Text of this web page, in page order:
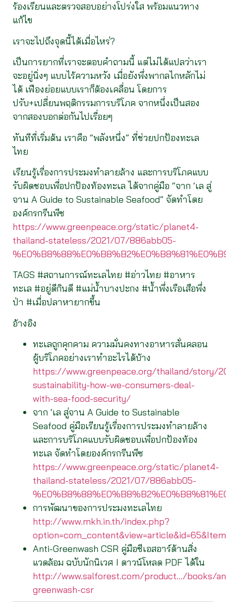
ร้องเรียนและตรวจสอบอย่างโปร่งใส พร้อมแนวทาง
แก้ไข
เราจะไปถึงจุดนี้ได้เมื่อไหร่?
เป็นการยากที่เราจะตอบคำถามนี้ แต่ไม่ได้แปลว่าเรา
จะอยู่นิ่งๆ แบบไร้ความหวัง เมื่อยังพึ่งพากลไกหลักไม่
ได้ เฟืองย่อยแบบเราก็ต้องเคลื่อน โดยการ
ปรับ+เปลี่ยนพฤติกรรมการบริโภค จากหนึ่งเป็นสอง
จากสองบอกต่อกันไปเรื่อยๆ
ทันทีที่เริ่มต้น เราคือ “พลังหนึ่ง” ที่ช่วยปกป้องทะเล
ไทย
เรียนรู้เรื่องการประมงทำลายล้าง และการบริโภคแบบ
รับผิดชอบเพื่อปกป้องท้องทะเล ได้จากคู่มือ “จาก ‘เล สู่
จาน A Guide to Sustainable Seafood” จัดทำโดย
องค์กรกรีนพีซ
https://www.greenpeace.org/static/planet4-
thailand-stateless/2021/07/886abb05-
TAGS #สถานการณ์ทะเลไทย #อ่าวไทย #อาหาร
ทะเล #อยู่ดีกินดี #แม่น้ำบางปะกง #น้ำพึ่งเรือเสือพึ่ง
ป่า #เมื่อปลาหายากขึ้น
อ้างอิง
ทะเลถูกคุกคาม ความมั่นคงทางอาหารสั่นคลอน
ผู้บริโภคอย่างเราทำอะไรได้บ้าง
https://www.greenpeace.org/thailand/story/
sustainability-how-we-consumers-deal-
with-sea-food-security/
จาก ‘เล สู่จาน A Guide to Sustainable
Seafood คู่มือเรียนรู้เรื่องการประมงทำลายล้าง
และการบริโภคแบบรับผิดชอบเพื่อปกป้องท้อง
ทะเล จัดทำโดยองค์กรกรีนพีซ
https://www.greenpeace.org/static/planet4-
thailand-stateless/2021/07/886abb05-
การพัฒนาของการประมงทะเลไทย
http://www.mkh.in.th/index.php?
Anti-Greenwash CSR คู่มือซีเอสอาร์ด้านสิ่ง
แวดล้อม ฉบับนักนิเวศ I ดาวน์โหลด PDF ได้ใน
http://www.salforest.com/product…/books/
greenwash-csr